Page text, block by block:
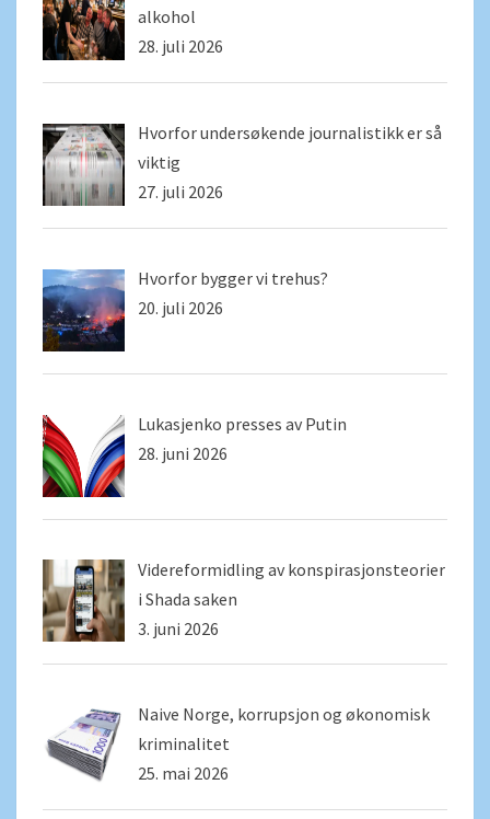
alkohol
28. juli 2026
Hvorfor undersøkende journalistikk er så
viktig
27. juli 2026
Hvorfor bygger vi trehus?
20. juli 2026
Lukasjenko presses av Putin
28. juni 2026
Videreformidling av konspirasjonsteorier
i Shada saken
3. juni 2026
Naive Norge, korrupsjon og økonomisk
kriminalitet
25. mai 2026